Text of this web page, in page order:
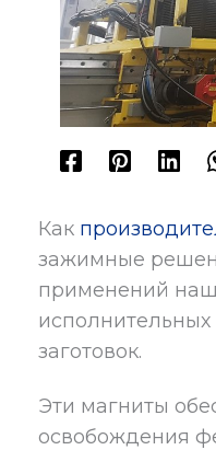
Как
зажимные
применений
заготовок.
Эти магниты
освобождения